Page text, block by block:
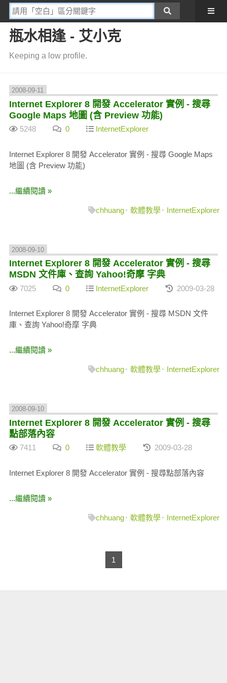
瓶水相逢 - 艾小克
Keeping a low profile.
2008-09-11
Internet Explorer 8 開發 Accelerator 實例 - 搜尋
Google Maps 地圖 (含 Preview 功能)
5248 0 InternetExplorer
Internet Explorer 8 開發 Accelerator 實例 - 搜尋 Google Maps
地圖 (含 Preview 功能)
...繼續閱讀 »
chhuang 軟體教學 InternetExplorer
2008-09-10
Internet Explorer 8 開發 Accelerator 實例 - 搜尋
MSDN 文件庫、查詢 Yahoo!奇摩 字典
7025 0 InternetExplorer 2009-03-28
Internet Explorer 8 開發 Accelerator 實例 - 搜尋 MSDN 文件
庫、查詢 Yahoo!奇摩 字典
...繼續閱讀 »
chhuang 軟體教學 InternetExplorer
2008-09-10
Internet Explorer 8 開發 Accelerator 實例 - 搜尋
點部落內容
7411 0 軟體教學 2009-03-28
Internet Explorer 8 開發 Accelerator 實例 - 搜尋點部落內容
...繼續閱讀 »
chhuang 軟體教學 InternetExplorer
1